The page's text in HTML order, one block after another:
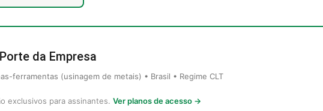
da Empresa
ferramentas (usinagem de metais) • Brasil • Regime CLT
exclusivos para assinantes. Ver planos de acesso →